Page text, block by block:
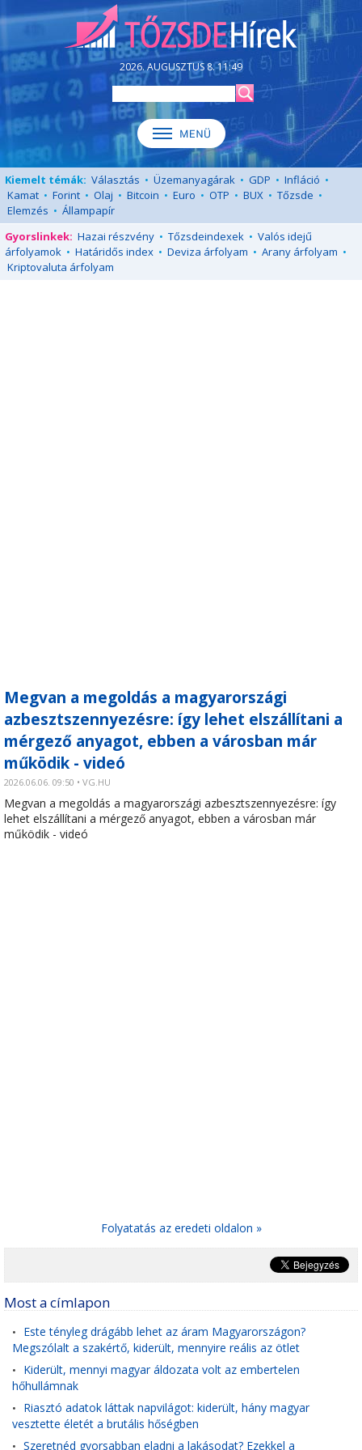
2026. AUGUSZTUS 8. 11:49
Kiemelt témák: Választás • Üzemanyagárak • GDP • Infláció •
Kamat • Forint • Olaj • Bitcoin • Euro • OTP • BUX • Tőzsde •
Elemzés • Állampapír
Gyorslinkek: Hazai részvény • Tőzsdeindexek • Valós idejű
árfolyamok • Határidős index • Deviza árfolyam • Arany árfolyam •
Kriptovaluta árfolyam
Megvan a megoldás a magyarországi
azbesztszennyezésre: így lehet elszállítani a
mérgező anyagot, ebben a városban már
működik - videó
2026.06.06. 09:50 • VG.HU
Megvan a megoldás a magyarországi azbesztszennyezésre: így
lehet elszállítani a mérgező anyagot, ebben a városban már
működik - videó
Folyatatás az eredeti oldalon »
Most a címlapon
• Este tényleg drágább lehet az áram Magyarországon?
Megszólalt a szakértő, kiderült, mennyire reális az ötlet
• Kiderült, mennyi magyar áldozata volt az embertelen
hőhullámnak
• Riasztó adatok láttak napvilágot: kiderült, hány magyar
vesztette életét a brutális hőségben
• Szeretnéd gyorsabban eladni a lakásodat? Ezekkel a